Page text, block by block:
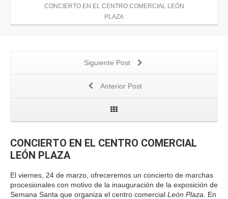
CONCIERTO EN EL CENTRO COMERCIAL LEÓN
PLAZA
Siguiente Post
Anterior Post
CONCIERTO EN EL CENTRO COMERCIAL
LEÓN PLAZA
El viernes, 24 de marzo, ofreceremos un concierto de marchas
procesionales con motivo de la inauguración de la exposición de
Semana Santa que organiza el centro comercial León Plaza . En